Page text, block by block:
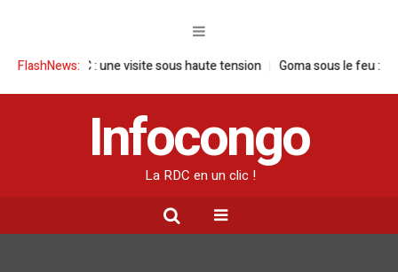
FlashNews:
RDC : une visite sous haute tension Goma sous le feu : la situation
Infocongo
La RDC en un clic !